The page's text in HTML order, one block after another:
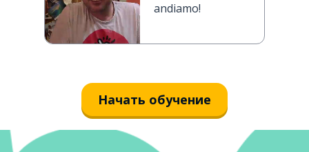
andiamo!
Начать обучение